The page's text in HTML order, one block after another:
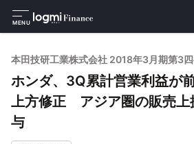
MENU
本田技研工業株式会社 2018年3月期第3
ホンダ、3Q累計営業利益が
上方修正 アジア圏の販売上
与